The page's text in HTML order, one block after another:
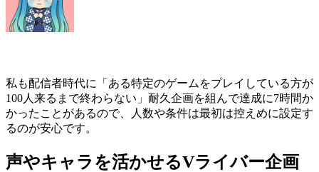
私も配信者時代に「ある特定のゲームをプレイしている方が
100人来るまで終わらない」耐久企画を組んで達成に7時間か
かったことがあるので、人数や条件は最初は控えめに設定す
るのが安心です。
声やキャラを活かせるVライバー企画